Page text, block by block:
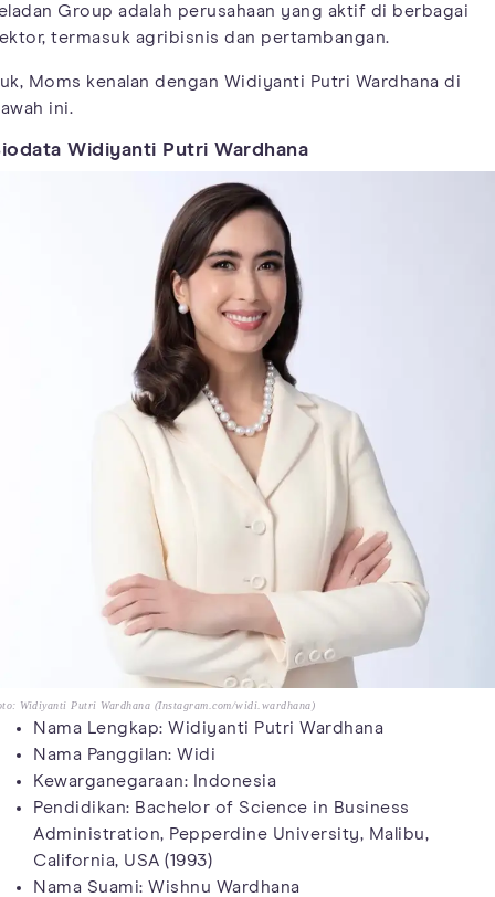
Group adalah perusahaan yang aktif di berbagai
termasuk agribisnis dan pertambangan.
Moms kenalan dengan Widiyanti Putri Wardhana di
ini.
Widiyanti Putri Wardhana
Widiyanti Putri Wardhana (Instagram.com/widi.wardhana)
Nama Lengkap: Widiyanti Putri Wardhana
Nama Panggilan: Widi
Kewarganegaraan: Indonesia
Pendidikan: Bachelor of Science in Business
Administration, Pepperdine University, Malibu,
California, USA (1993)
Nama Suami: Wishnu Wardhana